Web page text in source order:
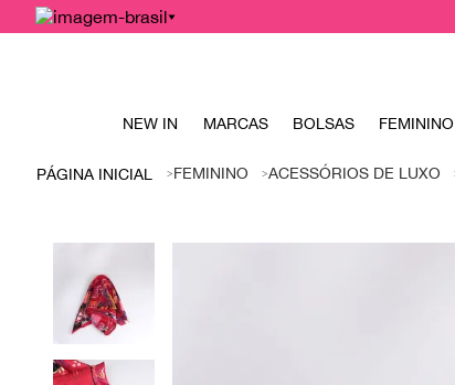
NEW IN MARCAS BOLSAS FEMININO
FEMININO ACESSÓRIOS DE LUXO